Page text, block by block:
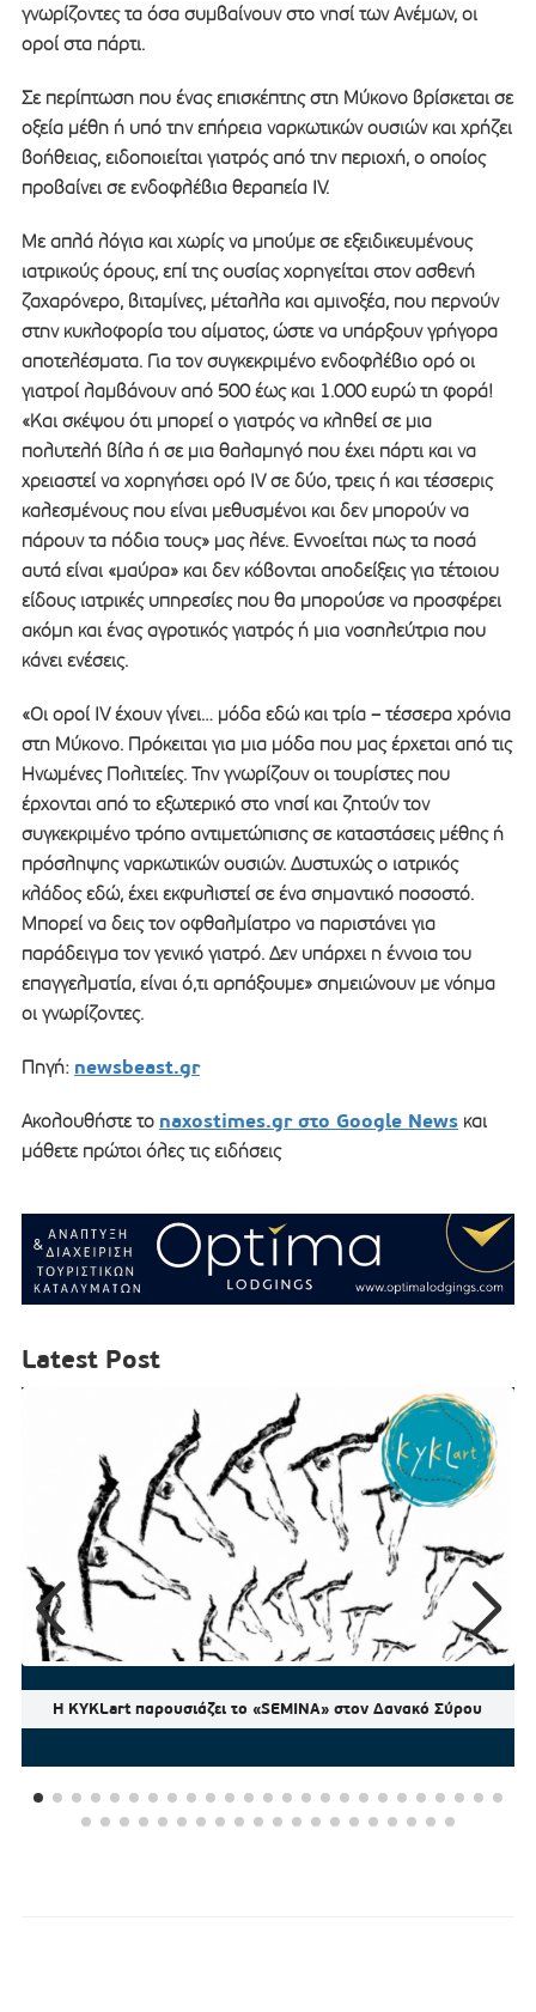
γνωρίζοντες τα όσα συμβαίνουν στο νησί των Ανέμων, οι
οροί στα πάρτι.
Σε περίπτωση που ένας επισκέπτης στη Μύκονο βρίσκεται σε
οξεία μέθη ή υπό την επήρεια ναρκωτικών ουσιών και χρήζει
βοήθειας, ειδοποιείται γιατρός από την περιοχή, ο οποίος
προβαίνει σε ενδοφλέβια θεραπεία IV.
Με απλά λόγια και χωρίς να μπούμε σε εξειδικευμένους
ιατρικούς όρους, επί της ουσίας χορηγείται στον ασθενή
ζαχαρόνερο, βιταμίνες, μέταλλα και αμινοξέα, που περνούν
στην κυκλοφορία του αίματος, ώστε να υπάρξουν γρήγορα
αποτελέσματα. Για τον συγκεκριμένο ενδοφλέβιο ορό οι
γιατροί λαμβάνουν από 500 έως και 1.000 ευρώ τη φορά!
«Και σκέψου ότι μπορεί ο γιατρός να κληθεί σε μια
πολυτελή βίλα ή σε μια θαλαμηγό που έχει πάρτι και να
χρειαστεί να χορηγήσει ορό IV σε δύο, τρεις ή και τέσσερις
καλεσμένους που είναι μεθυσμένοι και δεν μπορούν να
πάρουν τα πόδια τους» μας λένε. Εννοείται πως τα ποσά
αυτά είναι «μαύρα» και δεν κόβονται αποδείξεις για τέτοιου
είδους ιατρικές υπηρεσίες που θα μπορούσε να προσφέρει
ακόμη και ένας αγροτικός γιατρός ή μια νοσηλεύτρια που
κάνει ενέσεις.
«Οι οροί IV έχουν γίνει… μόδα εδώ και τρία – τέσσερα χρόνια
στη Μύκονο. Πρόκειται για μια μόδα που μας έρχεται από τις
Ηνωμένες Πολιτείες. Την γνωρίζουν οι τουρίστες που
έρχονται από το εξωτερικό στο νησί και ζητούν τον
συγκεκριμένο τρόπο αντιμετώπισης σε καταστάσεις μέθης ή
πρόσληψης ναρκωτικών ουσιών. Δυστυχώς ο ιατρικός
κλάδος εδώ, έχει εκφυλιστεί σε ένα σημαντικό ποσοστό.
Μπορεί να δεις τον οφθαλμίατρο να παριστάνει για
παράδειγμα τον γενικό γιατρό. Δεν υπάρχει η έννοια του
επαγγελματία, είναι ό,τι αρπάξουμε» σημειώνουν με νόημα
οι γνωρίζοντες.
Πηγή: newsbeast.gr
Ακολουθήστε το naxostimes.gr στο Google Newsκαι
μάθετε πρώτοι όλες τις ειδήσεις
Latest Post
Η KYKLart παρουσιάζει το «SEMINA» στον Δανακό Σύρου